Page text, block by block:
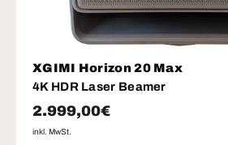
XGIMI Horizon 20 Max
4K HDR Laser Beamer
Normaler Preis
2.999,00€
inkl. MwSt.